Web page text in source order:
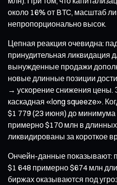
около 16% от BTC, масштаб
непропорционально высок.
Цепная реакция очевидна:
принудительная ликвидация
вынужденные продажи
новые длинные позиции
→ ускорение снижения цены.
каскадная «long squeeze».
$1 779 (23 июня) до минимума
примерно $170 млн в
ликвидированы за короткое
Ончейн-данные показывают:
$1 648 примерно $674 млн
биржах оказываются под